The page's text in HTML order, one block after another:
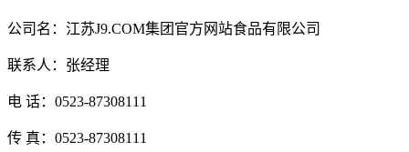
公司名：江苏J9.COM集团官方网站食品有限公司
联系人：张经理
电 话：0523-87308111
传 真：0523-87308111